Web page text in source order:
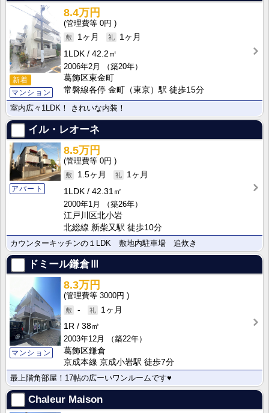
新着
マンション
8.4万円
0円
1ヶ月
1ヶ月
1LDK
42.2㎡
2006年2月
（築20年）
葛飾区東金町
常磐線各停 金町（東京）駅 徒歩15分
室内広々1LDK！ きれいな内装！
イル・レオーネ
アパート
8.5万円
0円
1.5ヶ月
1ヶ月
1LDK
42.31㎡
2000年1月
（築26年）
江戸川区北小岩
北総線 新柴又駅 徒歩10分
カウンターキッチンの１LDK 敷地内駐車場 追炊き
ドミール鎌倉Ⅲ
マンション
8.3万円
3000円
-
1ヶ月
1R
38㎡
2003年12月
（築22年）
葛飾区鎌倉
京成本線 京成小岩駅 徒歩7分
最上階角部屋！17帖の広ーいワンルームです♥
Chaleur Maison